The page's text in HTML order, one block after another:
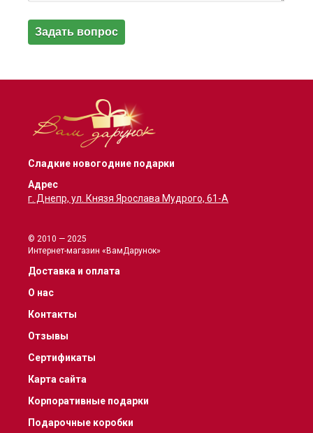
Сладкие новогодние подарки
Адрес
г. Днепр, ул. Князя Ярослава Мудрого, 61-А
© 2010 — 2025
Интернет-магазин «ВамДарунок»
Доставка и оплата
О нас
Контакты
Отзывы
Сертификаты
Карта сайта
Корпоративные подарки
Подарочные коробки